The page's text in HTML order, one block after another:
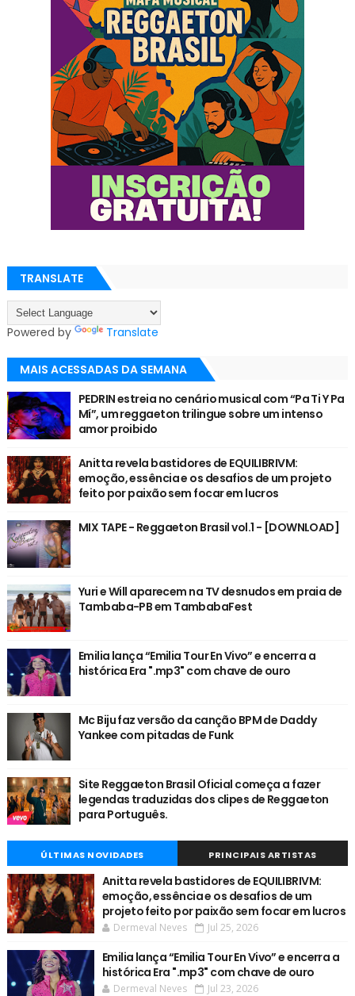
TRANSLATE
Powered by Translate
MAIS ACESSADAS DA SEMANA
PEDRIN estreia no cenário musical com “Pa Ti Y Pa
Mí”, um reggaeton trilingue sobre um intenso
amor proibido
Anitta revela bastidores de EQUILIBRIVM:
emoção, essência e os desafios de um projeto
feito por paixão sem focar em lucros
MIX TAPE - Reggaeton Brasil vol.1 - [DOWNLOAD]
Yuri e Will aparecem na TV desnudos em praia de
Tambaba-PB em TambabaFest
Emilia lança “Emilia Tour En Vivo” e encerra a
histórica Era ".mp3" com chave de ouro
Mc Biju faz versão da canção BPM de Daddy
Yankee com pitadas de Funk
Site Reggaeton Brasil Oficial começa a fazer
legendas traduzidas dos clipes de Reggaeton
para Português.
ÚLTIMAS NOVIDADES PRINCIPAIS ARTISTAS
Anitta revela bastidores de EQUILIBRIVM:
emoção, essência e os desafios de um
projeto feito por paixão sem focar em lucros
Dermeval Neves Jul 25, 2026
Emilia lança “Emilia Tour En Vivo” e encerra a
histórica Era ".mp3" com chave de ouro
Dermeval Neves Jul 23, 2026